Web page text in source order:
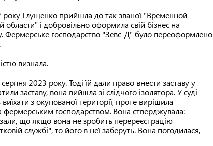
року Глущенко прийшла до так званої "Временной
і добровільно оформила свій бізнес на
Фермерське господарство "Зевс-Д" було переоформлено
визнала.
2023 року. Тоді їй дали право внести заставу у
заставу, вона вийшла зі слідчого ізолятора. У суді
з окупованої території, проте вирішила
фермерським господарством. Вона стверджувала:
що якщо вона не зробить перереєстрацію
службі", то його в неї заберуть. Вона погодилася,